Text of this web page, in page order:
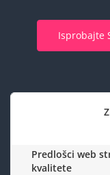
Isprobajte
Predlošci web
kvalitete